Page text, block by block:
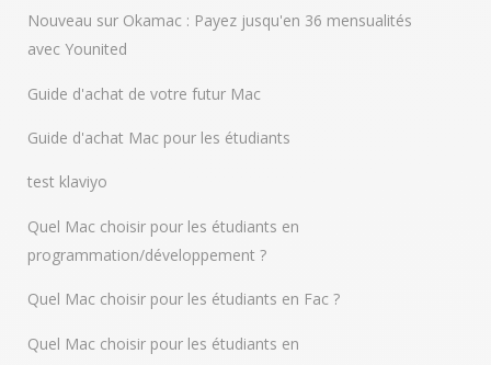
Nouveau sur Okamac : Payez jusqu'en 36 mensualités
avec Younited
Guide d'achat de votre futur Mac
Guide d'achat Mac pour les étudiants
test klaviyo
Quel Mac choisir pour les étudiants en
programmation/développement ?
Quel Mac choisir pour les étudiants en Fac ?
Quel Mac choisir pour les étudiants en